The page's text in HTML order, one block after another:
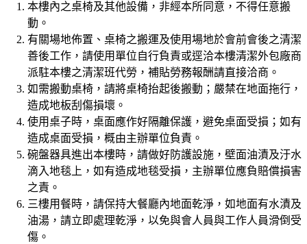
本樓內之桌椅及其他設備，非經本所同意，不得任意搬
動。
有關場地佈置、桌椅之搬運及使用場地於會前會後之清潔
善後工作，請使用單位自行負責或逕洽本樓清潔外包廠商
派駐本樓之清潔班代勞，補貼勞務報酬請直接洽商。
如需搬動桌椅，請將桌椅抬起後搬動；嚴禁在地面拖行，
造成地板刮傷損壞。
使用桌子時，桌面應作好隔離保護，避免桌面受損；如有
造成桌面受損，概由主辦單位負責。
碗盤器具進出本樓時，請做好防護設施，壁面油漬及汙水
滴入地毯上，如有造成地毯受損，主辦單位應負賠償損害
之責。
三樓用餐時，請保持大餐廳內地面乾淨，如地面有水漬及
油湯，請立即處理乾淨，以免與會人員與工作人員滑倒受
傷。